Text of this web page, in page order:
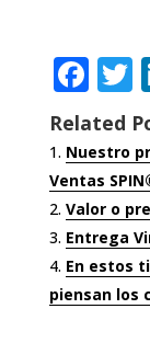
F
a
c
e
b
o
o
k
r
Related
Nuestro
Ventas
Valor o
Entrega
En estos
piensan los